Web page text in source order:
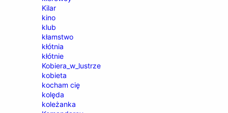
Kilar
kino
klub
kłamstwo
kłótnia
kłótnie
Kobiera_w_lustrze
kobieta
kocham cię
kolęda
koleżanka